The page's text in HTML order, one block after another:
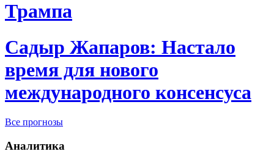
Трампа
Садыр Жапаров: Настало
время для нового
международного консенсуса
Все прогнозы
Аналитика